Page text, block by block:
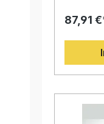
Motorleistung
maximale
how aus der
BMC
deutliche
Motor.
einen
87,91